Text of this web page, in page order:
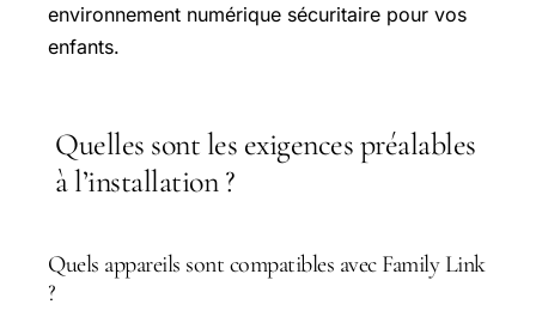
environnement numérique sécuritaire pour vos
enfants.
Quelles sont les exigences préalables
à l’installation ?
Quels appareils sont compatibles avec Family Link
?